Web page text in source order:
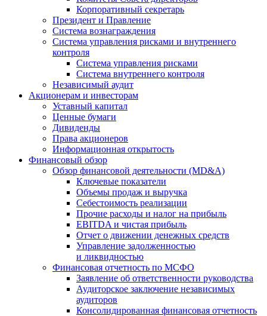
Корпоративный секретарь
Президент и Правление
Система вознаграждения
Система управления рисками и внутреннего
контроля
Система управления рисками
Система внутреннего контроля
Независимый аудит
Акционерам и инвесторам
Уставный капитал
Ценные бумаги
Дивиденды
Права акционеров
Информационная открытость
Финансовый обзор
Обзор финансовой деятельности (MD&A)
Ключевые показатели
Объемы продаж и выручка
Себестоимость реализации
Прочие расходы и налог на прибыль
EBITDA и чистая прибыль
Отчет о движении денежных средств
Управление задолженностью
и ликвидностью
Финансовая отчетность по МСФО
Заявление об ответственности руководства
Аудиторское заключение независимых
аудиторов
Консолидированная финансовая отчетность